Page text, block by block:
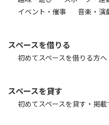
イベント・催事
音楽・演
スペースを借りる
初めてスペースを借りる方へ
スペースを貸す
初めてスペースを貸す・掲